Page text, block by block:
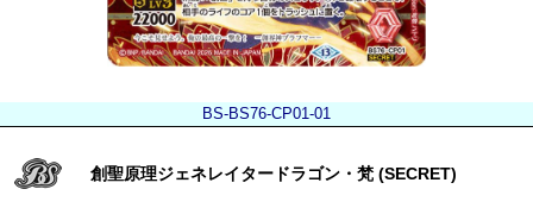
BS-BS76-CP01-01
創聖原理ジェネレイタードラゴン・梵 (SECRET)